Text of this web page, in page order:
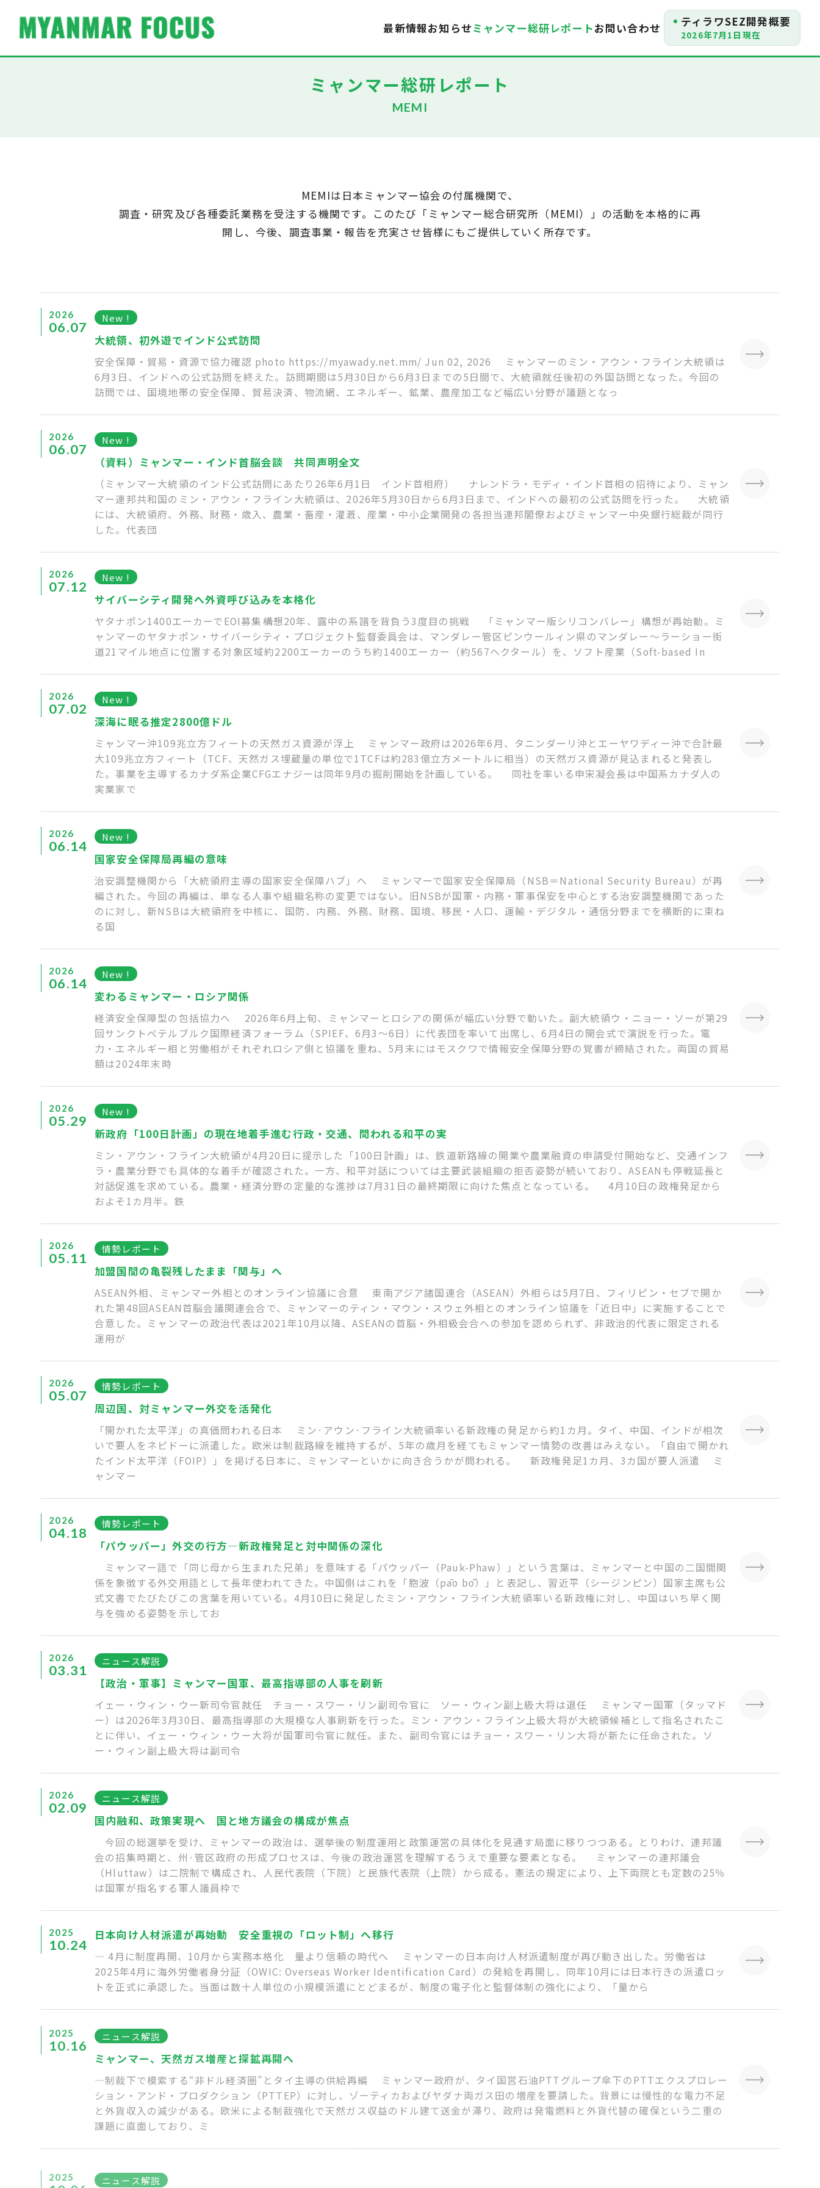
最新情報お知らせミャンマー総研レポートお問い合わせ ティラワSEZ開発概要
2026年7月1日現在
ミャンマー総研レポート
MEMI
MEMIは日本ミャンマー協会の付属機関で、
調査・研究及び各種委託業務を受注する機関です。このたび「ミャンマー総合研究所（MEMI）」の活動を本格的に再
開し、今後、調査事業・報告を充実させ皆様にもご提供していく所存です。
2026
06.07
New !
大統領、初外遊でインド公式訪問
安全保障・貿易・資源で協力確認 photo https://myawady.net.mm/ Jun 02, 2026 ミャンマーのミン・アウン・フライン大統領は
6月3日、インドへの公式訪問を終えた。訪問期間は5月30日から6月3日までの5日間で、大統領就任後初の外国訪問となった。今回の
訪問では、国境地帯の安全保障、貿易決済、物流網、エネルギー、鉱業、農産加工など幅広い分野が議題となっ
2026
06.07
New !
（資料）ミャンマー・インド首脳会談 共同声明全文
（ミャンマー大統領のインド公式訪問にあたり26年6月1日 インド首相府） ナレンドラ・モディ・インド首相の招待により、ミャン
マー連邦共和国のミン・アウン・フライン大統領は、2026年5月30日から6月3日まで、インドへの最初の公式訪問を行った。 大統領
には、大統領府、外務、財務・歳入、農業・畜産・灌漑、産業・中小企業開発の各担当連邦閣僚およびミャンマー中央銀行総裁が同行
した。代表団
2026
07.12
New !
サイバーシティ開発へ外資呼び込みを本格化
ヤタナポン1400エーカーでEOI募集――構想20年、露中の系譜を背負う3度目の挑戦 「ミャンマー版シリコンバレー」構想が再始動。ミ
ャンマーのヤタナポン・サイバーシティ・プロジェクト監督委員会は、マンダレー管区ピンウールィン県のマンダレー～ラーショー街
道21マイル地点に位置する対象区域約2200エーカーのうち約1400エーカー（約567ヘクタール）を、ソフト産業（Soft-based In
2026
07.02
New !
深海に眠る推定2800億ドル
ミャンマー沖109兆立方フィートの天然ガス資源が浮上 ミャンマー政府は2026年6月、タニンダーリ沖とエーヤワディー沖で合計最
大109兆立方フィート（TCF、天然ガス埋蔵量の単位で1TCFは約283億立方メートルに相当）の天然ガス資源が見込まれると発表し
た。事業を主導するカナダ系企業CFGエナジーは同年9月の掘削開始を計画している。 同社を率いる申宋凝会長は中国系カナダ人の
実業家で
2026
06.14
New !
国家安全保障局再編の意味
治安調整機関から「大統領府主導の国家安全保障ハブ」へ ミャンマーで国家安全保障局（NSB＝National Security Bureau）が再
編された。今回の再編は、単なる人事や組織名称の変更ではない。旧NSBが国軍・内務・軍事保安を中心とする治安調整機関であった
のに対し、新NSBは大統領府を中核に、国防、内務、外務、財務、国境、移民・人口、運輸・デジタル・通信分野までを横断的に束ね
る国
2026
06.14
New !
変わるミャンマー・ロシア関係
経済安全保障型の包括協力へ 2026年6月上旬、ミャンマーとロシアの関係が幅広い分野で動いた。副大統領ウ・ニョー・ソーが第29
回サンクトペテルブルク国際経済フォーラム（SPIEF、6月3～6日）に代表団を率いて出席し、6月4日の開会式で演説を行った。電
力・エネルギー相と労働相がそれぞれロシア側と協議を重ね、5月末にはモスクワで情報安全保障分野の覚書が締結された。両国の貿易
額は2024年末時
2026
05.29
New !
新政府「100日計画」の現在地着手進む行政・交通、問われる和平の実
ミン・アウン・フライン大統領が4月20日に提示した「100日計画」は、鉄道新路線の開業や農業融資の申請受付開始など、交通インフ
ラ・農業分野でも具体的な着手が確認された。一方、和平対話については主要武装組織の拒否姿勢が続いており、ASEANも停戦延長と
対話促進を求めている。農業・経済分野の定量的な進捗は7月31日の最終期限に向けた焦点となっている。 4月10日の政権発足から
およそ1カ月半。鉄
2026
05.11
情勢レポート
加盟国間の亀裂残したまま「関与」へ
ASEAN外相、ミャンマー外相とのオンライン協議に合意 東南アジア諸国連合（ASEAN）外相らは5月7日、フィリピン・セブで開か
れた第48回ASEAN首脳会議関連会合で、ミャンマーのティン・マウン・スウェ外相とのオンライン協議を「近日中」に実施することで
合意した。ミャンマーの政治代表は2021年10月以降、ASEANの首脳・外相級会合への参加を認められず、非政治的代表に限定される
運用が
2026
05.07
情勢レポート
周辺国、対ミャンマー外交を活発化
「開かれた太平洋」の真価問われる日本 ミン·アウン·フライン大統領率いる新政権の発足から約1カ月。タイ、中国、インドが相次
いで要人をネピドーに派遣した。欧米は制裁路線を維持するが、5年の歳月を経てもミャンマー情勢の改善はみえない。「自由で開かれ
たインド太平洋（FOIP）」を掲げる日本に、ミャンマーといかに向き合うかが問われる。 新政権発足1カ月、3カ国が要人派遣 ミ
ャンマー
2026
04.18
情勢レポート
「パウッパー」外交の行方―新政権発足と対中関係の深化
ミャンマー語で「同じ母から生まれた兄弟」を意味する「パウッパー（Pauk-Phaw）」という言葉は、ミャンマーと中国の二国間関
係を象徴する外交用語として長年使われてきた。中国側はこれを「胞波（pāo bō）」と表記し、習近平（シージンピン）国家主席も公
式文書でたびたびこの言葉を用いている。4月10日に発足したミン・アウン・フライン大統領率いる新政権に対し、中国はいち早く関
与を強める姿勢を示してお
2026
03.31
ニュース解説
【政治・軍事】ミャンマー国軍、最高指導部の人事を刷新
イェー・ウィン・ウー新司令官就任 チョー・スワー・リン副司令官に ソー・ウィン副上級大将は退任 ミャンマー国軍（タッマド
ー）は2026年3月30日、最高指導部の大規模な人事刷新を行った。ミン・アウン・フライン上級大将が大統領候補として指名されたこ
とに伴い、イェー・ウィン・ウー大将が国軍司令官に就任。また、副司令官にはチョー・スワー・リン大将が新たに任命された。ソ
ー・ウィン副上級大将は副司令
2026
02.09
ニュース解説
国内融和、政策実現へ 国と地方議会の構成が焦点
今回の総選挙を受け、ミャンマーの政治は、選挙後の制度運用と政策運営の具体化を見通す局面に移りつつある。とりわけ、連邦議
会の招集時期と、州·管区政府の形成プロセスは、今後の政治運営を理解するうえで重要な要素となる。 ミャンマーの連邦議会
（Hluttaw）は二院制で構成され、人民代表院（下院）と民族代表院（上院）から成る。憲法の規定により、上下両院とも定数の25％
は国軍が指名する軍人議員枠で
2025
10.24
日本向け人材派遣が再始動 安全重視の「ロット制」へ移行
― 4月に制度再開、10月から実務本格化 量より信頼の時代へ ミャンマーの日本向け人材派遣制度が再び動き出した。労働省は
2025年4月に海外労働者身分証（OWIC: Overseas Worker Identification Card）の発給を再開し、同年10月には日本行きの派遣ロッ
トを正式に承認した。当面は数十人単位の小規模派遣にとどまるが、制度の電子化と監督体制の強化により、「量から
2025
10.16
ニュース解説
ミャンマー、天然ガス増産と探鉱再開へ
―制裁下で模索する“非ドル経済圏”とタイ主導の供給再編 ミャンマー政府が、タイ国営石油PTTグループ傘下のPTTエクスプロレー
ション・アンド・プロダクション（PTTEP）に対し、ゾーティカおよびヤダナ両ガス田の増産を要請した。背景には慢性的な電力不足
と外貨収入の減少がある。欧米による制裁強化で天然ガス収益のドル建て送金が滞り、政府は発電燃料と外貨代替の確保という二重の
課題に直面しており、ミ
10.06
ニュース解説